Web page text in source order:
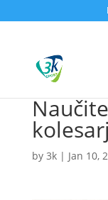
by 3k| Jan 10,